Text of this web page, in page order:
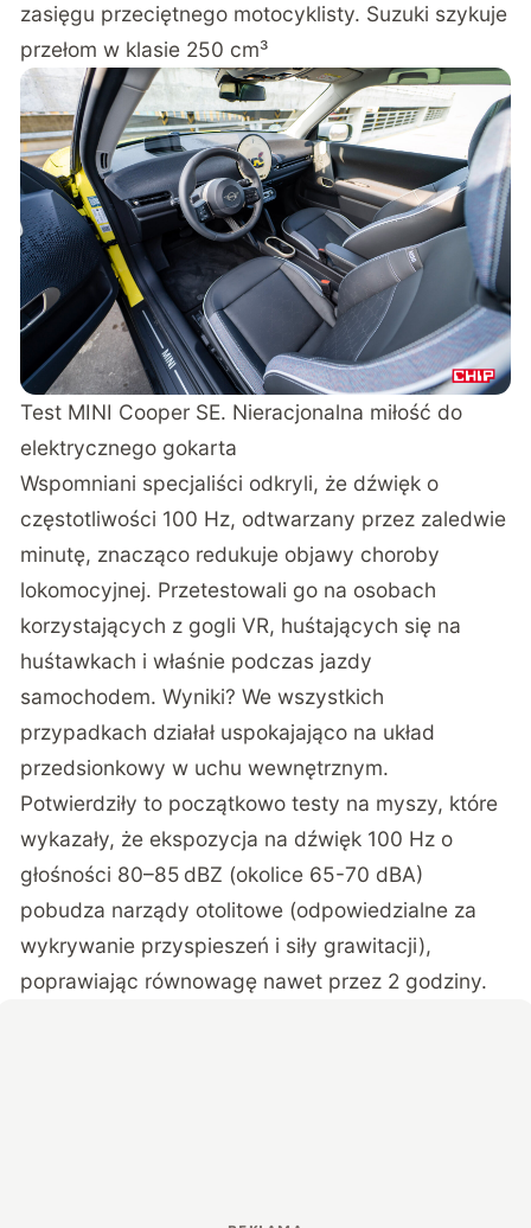
zasięgu przeciętnego motocyklisty. Suzuki szykuje
przełom w klasie 250 cm³
Test MINI Cooper SE. Nieracjonalna miłość do
elektrycznego gokarta
Wspomniani specjaliści odkryli, że dźwięk o
częstotliwości 100 Hz, odtwarzany przez zaledwie
minutę, znacząco redukuje objawy choroby
lokomocyjnej. Przetestowali go na osobach
korzystających z gogli VR, huśtających się na
huśtawkach i właśnie podczas jazdy
samochodem. Wyniki? We wszystkich
przypadkach działał uspokajająco na układ
przedsionkowy w uchu wewnętrznym.
Potwierdziły to początkowo testy na myszy, które
wykazały, że ekspozycja na dźwięk 100 Hz o
głośności 80–85 dBZ (okolice 65-70 dBA)
pobudza narządy otolitowe (odpowiedzialne za
wykrywanie przyspieszeń i siły grawitacji),
poprawiając równowagę nawet przez 2 godziny.